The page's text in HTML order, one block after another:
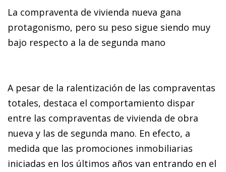
La compraventa de vivienda nueva gana
protagonismo, pero su peso sigue siendo muy
bajo respecto a la de segunda mano
A pesar de la ralentización de las compraventas
totales, destaca el comportamiento dispar
entre las compraventas de vivienda de obra
nueva y las de segunda mano. En efecto, a
medida que las promociones inmobiliarias
iniciadas en los últimos años van entrando en el